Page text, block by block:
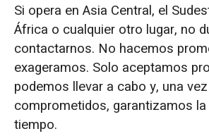
Si opera en Asia Central, el
África o cualquier otro lugar, no
contactarnos. No hacemos
exageramos. Solo aceptamos
podemos llevar a cabo y, una vez
comprometidos, garantizamos
tiempo.